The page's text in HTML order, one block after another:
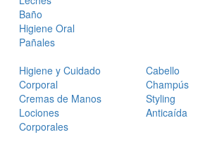
Baño
Higiene Oral
Pañales
Higiene y Cuidado
Corporal
Cremas de Manos
Lociones
Corporales
Cabello
Champús
Styling
Anticaída